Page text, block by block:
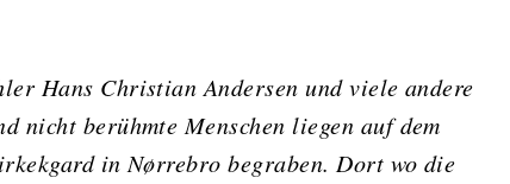
nicht berühmte Menschen liegen auf dem
in Nørrebro begraben. Dort wo die